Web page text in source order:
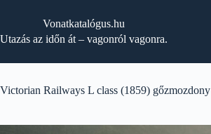
Vonatkatalógus.hu
Utazás az időn át – vagonról vagonra.
Victorian Railways L class (1859) gőzmozdony